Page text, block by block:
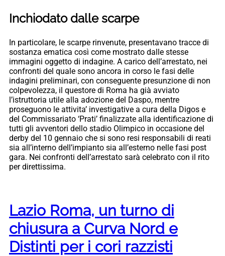
Inchiodato dalle scarpe
In particolare, le scarpe rinvenute, presentavano tracce di
sostanza ematica così come mostrato dalle stesse
immagini oggetto di indagine. A carico dell’arrestato, nei
confronti del quale sono ancora in corso le fasi delle
indagini preliminari, con conseguente presunzione di non
colpevolezza, il questore di Roma ha già avviato
l’istruttoria utile alla adozione del Daspo, mentre
proseguono le attivita’ investigative a cura della Digos e
del Commissariato ‘Prati’ finalizzate alla identificazione di
tutti gli avventori dello stadio Olimpico in occasione del
derby del 10 gennaio che si sono resi responsabili di reati
sia all’interno dell’impianto sia all’esterno nelle fasi post
gara. Nei confronti dell’arrestato sarà celebrato con il rito
per direttissima.
Lazio Roma, un turno di
chiusura a Curva Nord e
Distinti per i cori razzisti